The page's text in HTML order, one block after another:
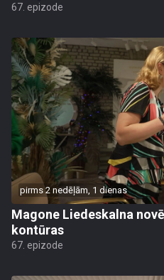
67. epizode
pirms 2 nedēļām, 1 dienas
Magone Liedeskalna
kontūras
67. epizode